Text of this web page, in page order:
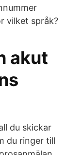
vilket språk?
akut
du skickar
du ringer till